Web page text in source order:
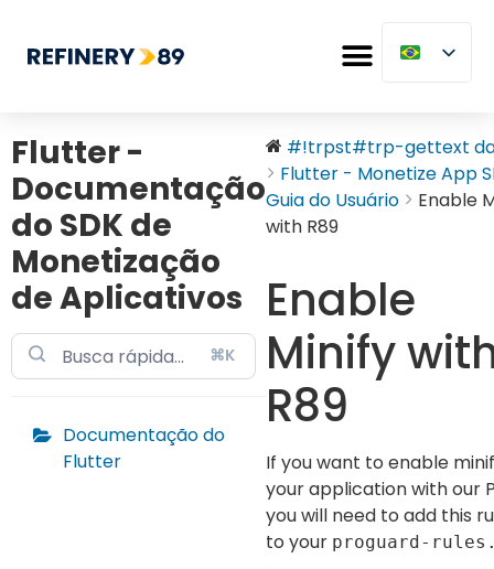
Flutter -
Documentação
do SDK de
Monetização
de Aplicativos
⌘K
Documentação do
Flutter
#!trpst#trp-gettext
Flutter - Monetize App
Guia do Usuário
Enable
with R89
Enable
Minify
R89
If you want to enable
your application with our
you will need to add this
to your proguard-